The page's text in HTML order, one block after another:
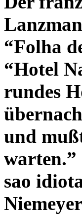
“Folha
“Hotel
rundes
und
warten.”
sao